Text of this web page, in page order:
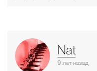
Никогда не возникало у
Машины есть свободные
заказ и также быстро
автомобили нормальные.
Nat
9 летназад